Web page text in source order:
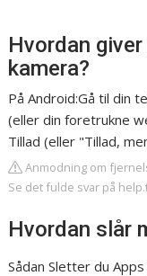
Hvordan
kamera?
På Android:Gå til din
(eller din foretrukne
Tillad (eller "Tillad,
Anmodning om
Se det fulde svar på
Hvordan slår
Sådan Sletter du